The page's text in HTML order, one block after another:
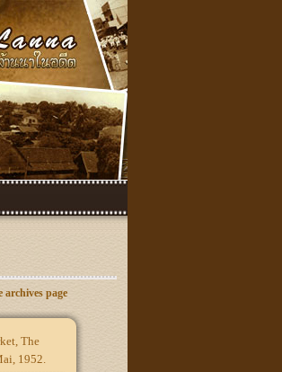
page
The
1952.